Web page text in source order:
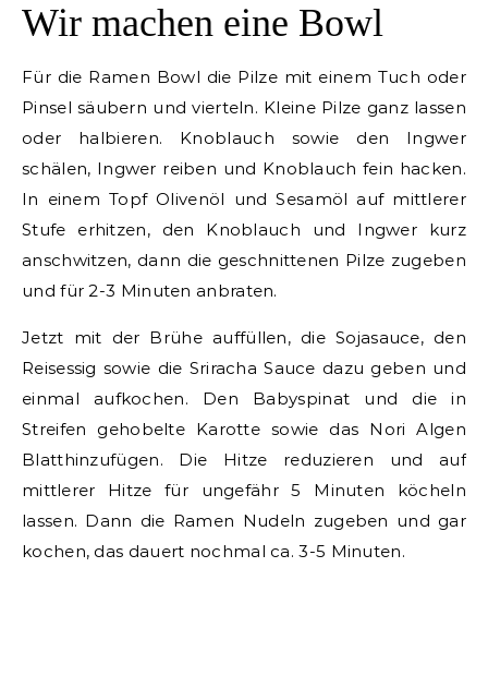
Wir machen eine Bowl
Für die Ramen Bowl die Pilze mit einem Tuch oder
Pinsel säubern und vierteln. Kleine Pilze ganz lassen
oder halbieren. Knoblauch sowie den Ingwer
schälen, Ingwer reiben und Knoblauch fein hacken.
In einem Topf Olivenöl und Sesamöl auf mittlerer
Stufe erhitzen, den Knoblauch und Ingwer kurz
anschwitzen, dann die geschnittenen Pilze zugeben
und für 2-3 Minuten anbraten.
Jetzt mit der Brühe auffüllen, die Sojasauce, den
Reisessig sowie die Sriracha Sauce dazu geben und
einmal aufkochen. Den Babyspinat und die in
Streifen gehobelte Karotte sowie das Nori Algen
Blatthinzufügen. Die Hitze reduzieren und auf
mittlerer Hitze für ungefähr 5 Minuten köcheln
lassen. Dann die Ramen Nudeln zugeben und gar
kochen, das dauert nochmal ca. 3-5 Minuten.